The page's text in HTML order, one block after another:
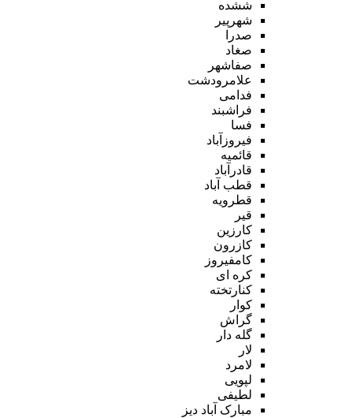
ششده
شهرپیر
صدرا
صغاد
صفاشهر
علامرودشت
فدامی
فراشبند
فسا
فیروزآباد
قائمیه
قادرآباد
قطب آباد
قطرویه
قیر
کارزین
کازرون
کامفیروز
کره ای
کنارتخته
کوار
گراش
گله دار
لار
لامرد
لپویی
لطیفی
مبارک آباد دیز